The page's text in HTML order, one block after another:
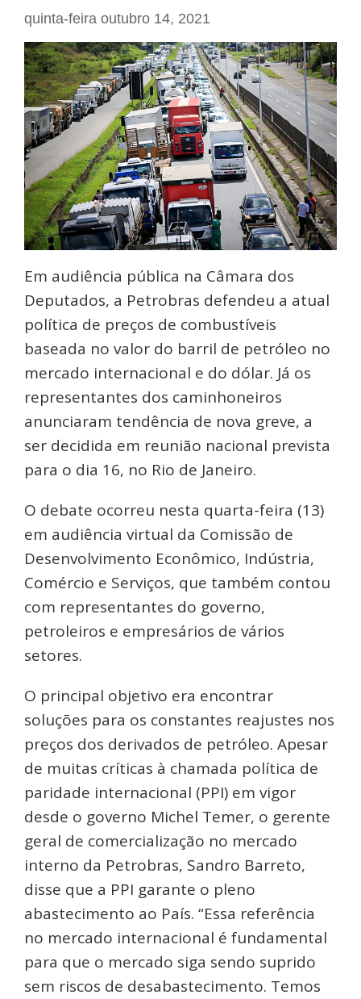
quinta-feira outubro 14, 2021
Em audiência pública na Câmara dos
Deputados, a Petrobras defendeu a atual
política de preços de combustíveis
baseada no valor do barril de petróleo no
mercado internacional e do dólar. Já os
representantes dos caminhoneiros
anunciaram tendência de nova greve, a
ser decidida em reunião nacional prevista
para o dia 16, no Rio de Janeiro.
O debate ocorreu nesta quarta-feira (13)
em audiência virtual da Comissão de
Desenvolvimento Econômico, Indústria,
Comércio e Serviços, que também contou
com representantes do governo,
petroleiros e empresários de vários
setores.
O principal objetivo era encontrar
soluções para os constantes reajustes nos
preços dos derivados de petróleo. Apesar
de muitas críticas à chamada política de
paridade internacional (PPI) em vigor
desde o governo Michel Temer, o gerente
geral de comercialização no mercado
interno da Petrobras, Sandro Barreto,
disse que a PPI garante o pleno
abastecimento ao País. “Essa referência
no mercado internacional é fundamental
para que o mercado siga sendo suprido
sem riscos de desabastecimento. Temos